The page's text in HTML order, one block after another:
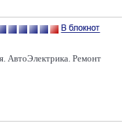
АвтоЭлектрика. Ремонт